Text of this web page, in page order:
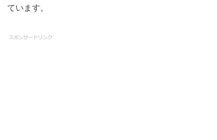
ています。